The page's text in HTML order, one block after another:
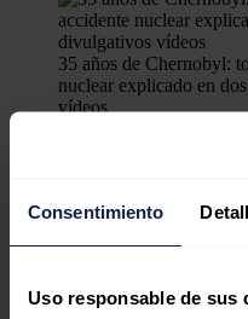
Consentimiento
Uso responsable de sus
35 años de Chernobyl:
nuclear explicado en
vídeos
El Licenciado en Física de
Manuel Fernández-Ordóñez
A través de su canal de